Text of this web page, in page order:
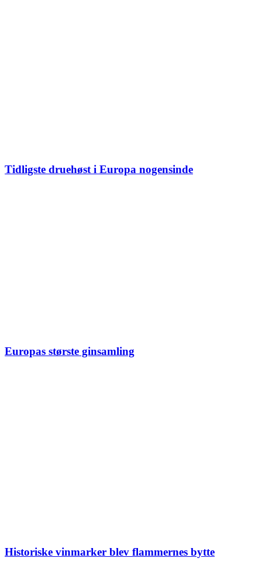
Tidligste druehøst i Europa nogensinde
Europas største ginsamling
Historiske vinmarker blev flammernes bytte